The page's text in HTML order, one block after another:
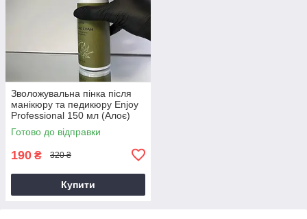
Зволожувальна пінка після
манікюру та педикюру Enjoy
Professional 150 мл (Алоє)
Готово до відправки
190 ₴ 320 ₴
Купити